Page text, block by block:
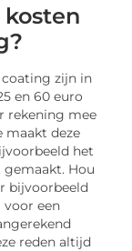
zijn in
en 60 euro
rekening mee
maakt deze
het
Hou
bijvoorbeeld
voor een
reden altijd